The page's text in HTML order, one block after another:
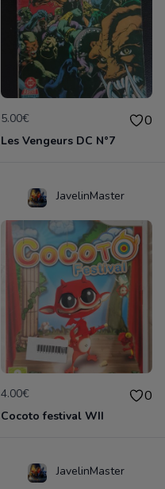
5.00€ 0
Les Vengeurs DC N°7
JavelinMaster
4.00€ 0
Cocoto festival WII
JavelinMaster